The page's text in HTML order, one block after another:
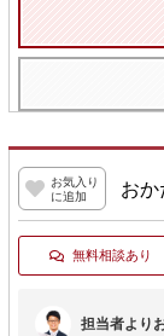
お気入り
に追加
おか
無料相談あり
担当者より